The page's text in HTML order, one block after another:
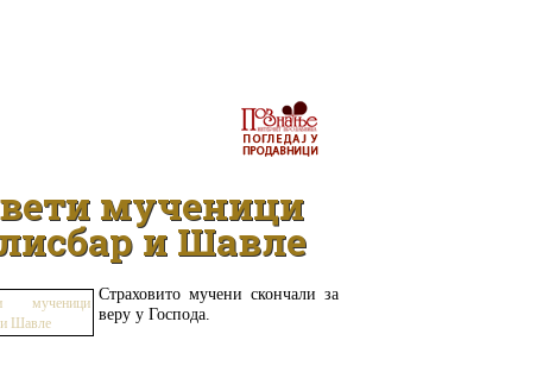
мученици
и Шавле
Страховито мучени скончали за
веру у Господа.